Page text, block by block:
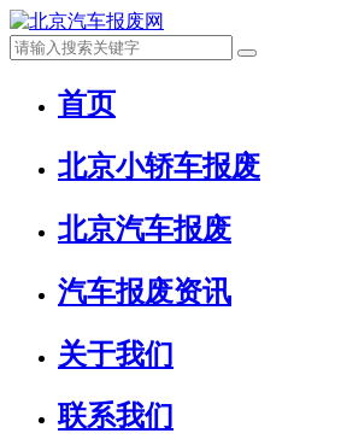
首页
北京小轿车报废
北京汽车报废
汽车报废资讯
关于我们
联系我们